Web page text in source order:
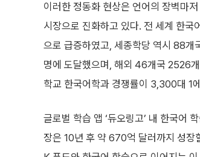
이러한 정동화 현상은 언어의 장벽마
시장으로 진화하고 있다. 전 세계 한
으로 급증하였고, 세종학당 역시 88
명에 도달했으며, 해외 46개국 2526
학교 한국어학과 경쟁률이 3,300대 1
글로벌 학습 앱 ‘듀오링고’ 내 한국어
장은 10년 후 약 670억 달러까지 성장